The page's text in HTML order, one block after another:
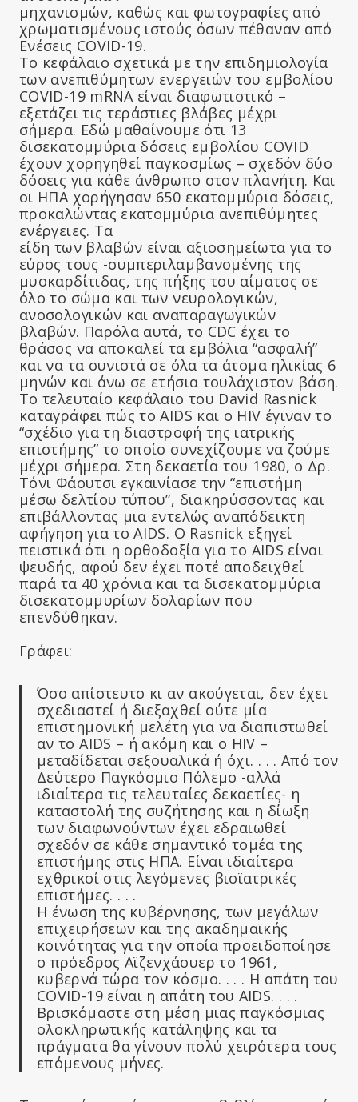
μηχανισμών, καθώς και φωτογραφίες από
χρωματισμένους ιστούς όσων πέθαναν από
Ενέσεις COVID-19.
Το κεφάλαιο σχετικά με την επιδημιολογία
των ανεπιθύμητων ενεργειών του εμβολίου
COVID-19 mRNA είναι διαφωτιστικό –
εξετάζει τις τεράστιες βλάβες μέχρι
σήμερα. Εδώ μαθαίνουμε ότι 13
δισεκατομμύρια δόσεις εμβολίου COVID
έχουν χορηγηθεί παγκοσμίως – σχεδόν δύο
δόσεις για κάθε άνθρωπο στον πλανήτη. Και
οι ΗΠΑ χορήγησαν 650 εκατομμύρια δόσεις,
προκαλώντας εκατομμύρια ανεπιθύμητες
ενέργειες. Τα
είδη των βλαβών είναι αξιοσημείωτα για το
εύρος τους -συμπεριλαμβανομένης της
μυοκαρδίτιδας, της πήξης του αίματος σε
όλο το σώμα και των νευρολογικών,
ανοσολογικών και αναπαραγωγικών
βλαβών. Παρόλα αυτά, το CDC έχει το
θράσος να αποκαλεί τα εμβόλια “ασφαλή”
και να τα συνιστά σε όλα τα άτομα ηλικίας 6
μηνών και άνω σε ετήσια τουλάχιστον βάση.
Το τελευταίο κεφάλαιο του David Rasnick
καταγράφει πώς το AIDS και ο HIV έγιναν το
“σχέδιο για τη διαστροφή της ιατρικής
επιστήμης” το οποίο συνεχίζουμε να ζούμε
μέχρι σήμερα. Στη δεκαετία του 1980, ο Δρ.
Τόνι Φάουτσι εγκαινίασε την “επιστήμη
μέσω δελτίου τύπου”, διακηρύσσοντας και
επιβάλλοντας μια εντελώς αναπόδεικτη
αφήγηση για το AIDS. Ο Rasnick εξηγεί
πειστικά ότι η ορθοδοξία για το AIDS είναι
ψευδής, αφού δεν έχει ποτέ αποδειχθεί
παρά τα 40 χρόνια και τα δισεκατομμύρια
δισεκατομμυρίων δολαρίων που
επενδύθηκαν.
Γράφει:
Όσο απίστευτο κι αν ακούγεται, δεν έχει
σχεδιαστεί ή διεξαχθεί ούτε μία
επιστημονική μελέτη για να διαπιστωθεί
αν το AIDS – ή ακόμη και ο HIV –
μεταδίδεται σεξουαλικά ή όχι. . . . Από τον
Δεύτερο Παγκόσμιο Πόλεμο -αλλά
ιδιαίτερα τις τελευταίες δεκαετίες- η
καταστολή της συζήτησης και η δίωξη
των διαφωνούντων έχει εδραιωθεί
σχεδόν σε κάθε σημαντικό τομέα της
επιστήμης στις ΗΠΑ. Είναι ιδιαίτερα
εχθρικοί στις λεγόμενες βιοϊατρικές
επιστήμες. . . .
Η ένωση της κυβέρνησης, των μεγάλων
επιχειρήσεων και της ακαδημαϊκής
κοινότητας για την οποία προειδοποίησε
ο πρόεδρος Αϊζενχάουερ το 1961,
κυβερνά τώρα τον κόσμο. . . . Η απάτη του
COVID-19 είναι η απάτη του AIDS. . . .
Βρισκόμαστε στη μέση μιας παγκόσμιας
ολοκληρωτικής κατάληψης και τα
πράγματα θα γίνουν πολύ χειρότερα τους
επόμενους μήνες.